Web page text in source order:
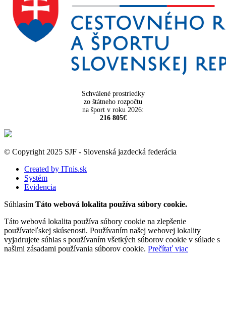
Schválené prostriedky
zo štátneho rozpočtu
na šport v roku 2026:
216 805€
© Copyright 2025 SJF - Slovenská jazdecká federácia
Created by ITnis.sk
Systém
Evidencia
Súhlasím Táto webová lokalita používa súbory cookie.
Táto webová lokalita používa súbory cookie na zlepšenie
používateľskej skúsenosti. Používaním našej webovej lokality
vyjadrujete súhlas s používaním všetkých súborov cookie v súlade s
našimi zásadami používania súborov cookie. Prečítať viac